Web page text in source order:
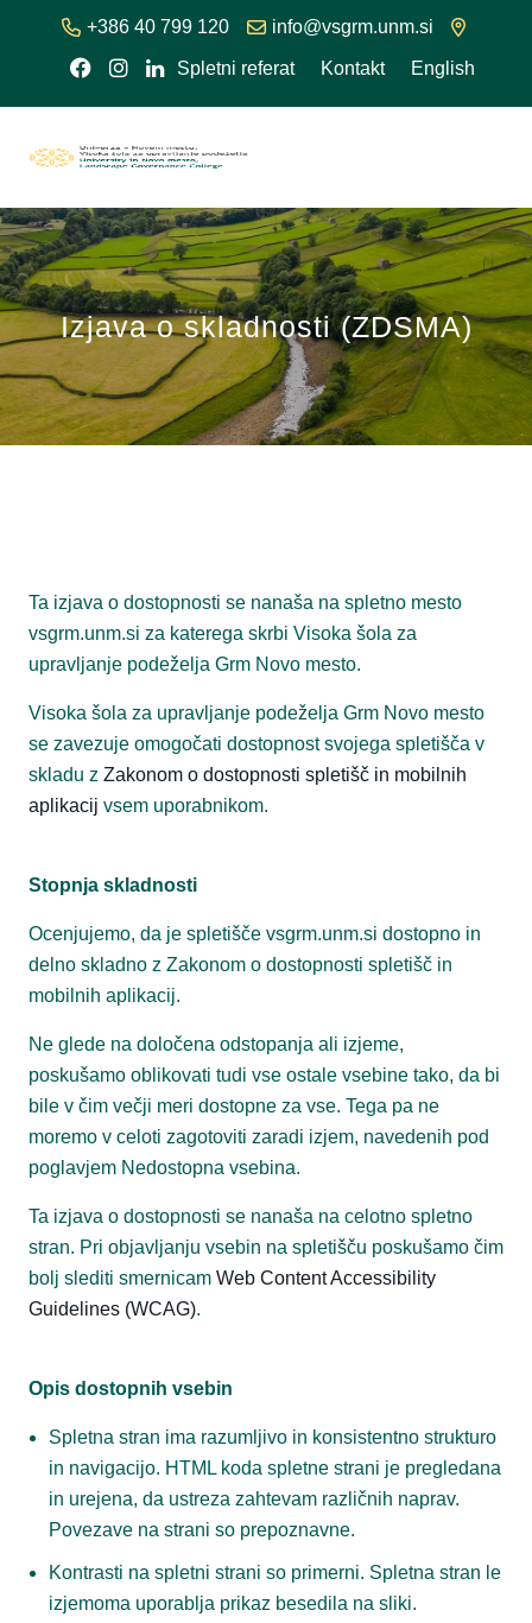
+386 40 799 120 info@vsgrm.unm.si
Spletni referat Kontakt English
Izjava o skladnosti (ZDSMA)
Ta izjava o dostopnosti se nanaša na spletno mesto
vsgrm.unm.si za katerega skrbi Visoka šola za
upravljanje podeželja Grm Novo mesto.
Visoka šola za upravljanje podeželja Grm Novo mesto
se zavezuje omogočati dostopnost svojega spletišča v
skladu z Zakonom o dostopnosti spletišč in mobilnih
aplikacij vsem uporabnikom.
Stopnja skladnosti
Ocenjujemo, da je spletišče vsgrm.unm.si dostopno in
delno skladno z Zakonom o dostopnosti spletišč in
mobilnih aplikacij.
Ne glede na določena odstopanja ali izjeme,
poskušamo oblikovati tudi vse ostale vsebine tako, da bi
bile v čim večji meri dostopne za vse. Tega pa ne
moremo v celoti zagotoviti zaradi izjem, navedenih pod
poglavjem Nedostopna vsebina.
Ta izjava o dostopnosti se nanaša na celotno spletno
stran. Pri objavljanju vsebin na spletišču poskušamo čim
bolj slediti smernicam Web Content Accessibility
Guidelines (WCAG).
Opis dostopnih vsebin
Spletna stran ima razumljivo in konsistentno strukturo
in navigacijo. HTML koda spletne strani je pregledana
in urejena, da ustreza zahtevam različnih naprav.
Povezave na strani so prepoznavne.
Kontrasti na spletni strani so primerni. Spletna stran le
izjemoma uporablja prikaz besedila na sliki.